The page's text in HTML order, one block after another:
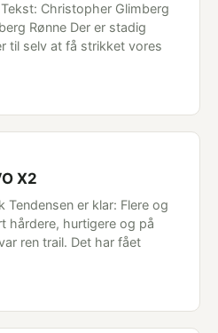
Christopher Glimberg
Rønne Der er stadig
til selv at få strikket vores
X2
Tendensen er klar: Flere og
hårdere, hurtigere og på
ren trail. Det har fået